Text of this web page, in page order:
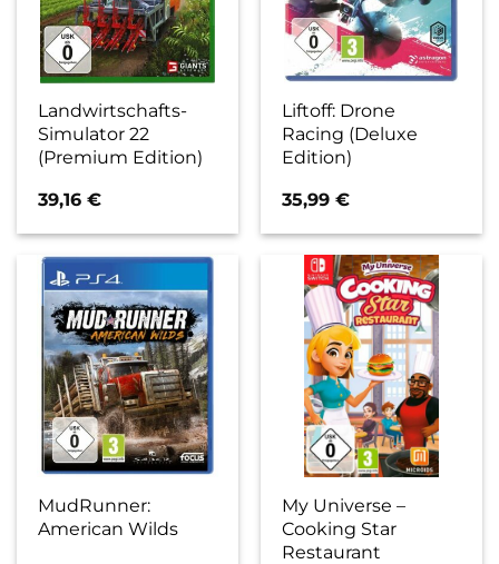
Landwirtschafts-
Simulator 22
(Premium Edition)
39,16€
Liftoff: Drone
Racing (Deluxe
Edition)
35,99€
MudRunner:
American Wilds
My Universe –
Cooking Star
Restaurant